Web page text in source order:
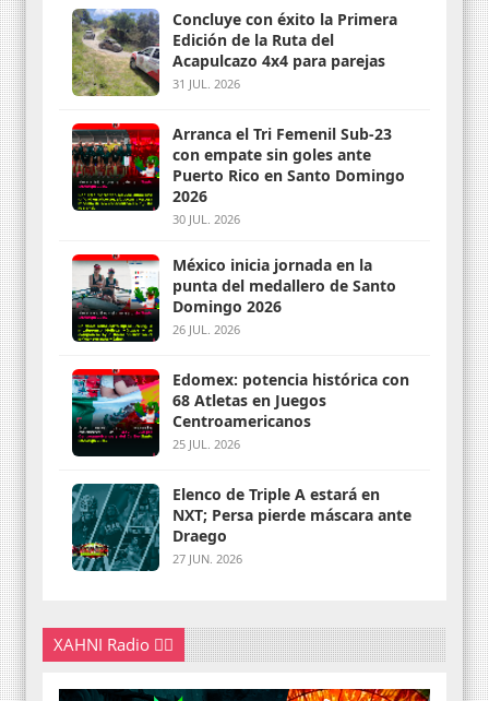
Concluye con éxito la Primera
Edición de la Ruta del
Acapulcazo 4x4 para parejas
31 JUL. 2026
Arranca el Tri Femenil Sub-23
con empate sin goles ante
Puerto Rico en Santo Domingo
2026
30 JUL. 2026
México inicia jornada en la
punta del medallero de Santo
Domingo 2026
26 JUL. 2026
Edomex: potencia histórica con
68 Atletas en Juegos
Centroamericanos
25 JUL. 2026
Elenco de Triple A estará en
NXT; Persa pierde máscara ante
Draego
27 JUN. 2026
XAHNI Radio 👇🏽